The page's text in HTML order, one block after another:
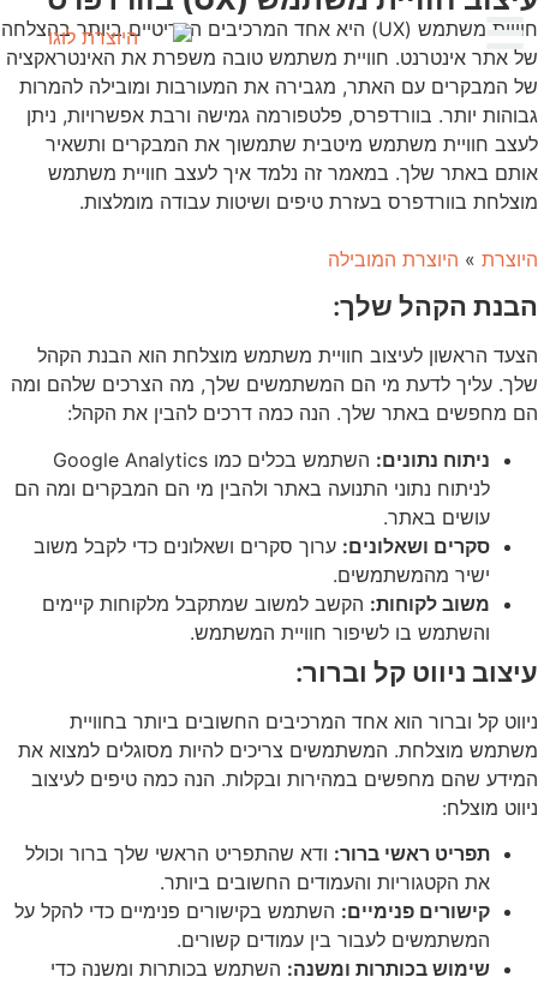
חוויית משתמש (UX) היא אחד המרכיבים הקריטיים ביותר בהצלחה
של אתר אינטרנט. חוויית משתמש טובה משפרת את האינטראקציה
של המבקרים עם האתר, מגבירה את המעורבות ומובילה להמרות
גבוהות יותר. בוורדפרס, פלטפורמה גמישה ורבת אפשרויות, ניתן
לעצב חוויית משתמש מיטבית שתמשוך את המבקרים ותשאיר
אותם באתר שלך. במאמר זה נלמד איך לעצב חוויית משתמש
מוצלחת בוורדפרס בעזרת טיפים ושיטות עבודה מומלצות.
היוצרת » היוצרת המובילה
הבנת הקהל שלך:
הצעד הראשון לעיצוב חוויית משתמש מוצלחת הוא הבנת הקהל
שלך. עליך לדעת מי הם המשתמשים שלך, מה הצרכים שלהם ומה
הם מחפשים באתר שלך. הנה כמה דרכים להבין את הקהל:
ניתוח נתונים:
השתמש בכלים כמו Google Analytics
לניתוח נתוני התנועה באתר ולהבין מי הם המבקרים ומה הם
עושים באתר.
סקרים ושאלונים: ערוך סקרים ושאלונים כדי לקבל משוב
ישיר מהמשתמשים.
משוב לקוחות: הקשב למשוב שמתקבל מלקוחות קיימים
והשתמש בו לשיפור חוויית המשתמש.
עיצוב ניווט קל וברור:
ניווט קל וברור הוא אחד המרכיבים החשובים ביותר בחוויית
משתמש מוצלחת. המשתמשים צריכים להיות מסוגלים למצוא את
המידע שהם מחפשים במהירות ובקלות. הנה כמה טיפים לעיצוב
ניווט מוצלח:
תפריט ראשי ברור: ודא שהתפריט הראשי שלך ברור וכולל
את הקטגוריות והעמודים החשובים ביותר.
קישורים פנימיים: השתמש בקישורים פנימיים כדי להקל על
המשתמשים לעבור בין עמודים קשורים.
שימוש בכותרות ומשנה: השתמש בכותרות ומשנה כדי